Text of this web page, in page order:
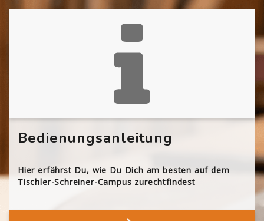
Bedienungsanleitung
Hier erfährst Du, wie Du Dich am besten auf dem
Tischler-Schreiner-Campus zurechtfindest